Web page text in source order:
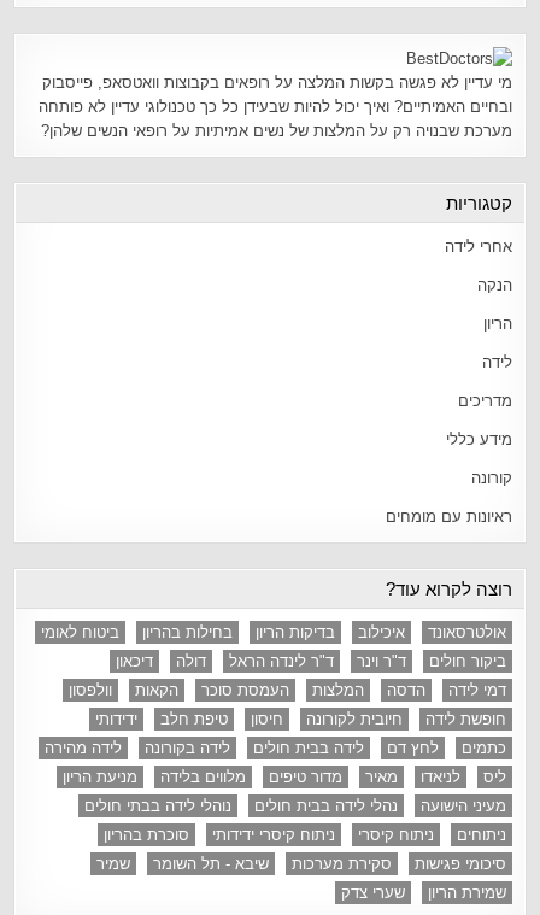
מי עדיין לא פגשה בקשות המלצה על רופאים בקבוצות וואטסאפ, פייסבוק
ובחיים האמיתיים? ואיך יכול להיות שבעידן כל כך טכנולוגי עדיין לא פותחה
מערכת שבנויה רק על המלצות של נשים אמיתיות על רופאי הנשים שלהן?
קטגוריות
אחרי לידה
הנקה
הריון
לידה
מדריכים
מידע כללי
קורונה
ראיונות עם מומחים
רוצה לקרוא עוד?
אולטרסאונד איכילוב בדיקות הריון בחילות בהריון
ביטוח לאומי
ביקור חולים
ד"ר וינר ד"ר לינדה הראל דולה
דיכאון
דמי לידה
הדסה המלצות העמסת סוכר הקאות
וולפסון
חופשת לידה
חיובית לקורונה חיסון טיפת חלב
ידידותי
כתמים
לחץ דם לידה בבית חולים לידה בקורונה
לידה מהירה
ליס
לניאדו מאיר מדור טיפים מלווים בלידה
מניעת הריון
מעיני הישועה
נהלי לידה בבית חולים
נוהלי לידה בבתי חולים
ניתוחים
ניתוח קיסרי ניתוח קיסרי ידידותי
סוכרת בהריון
סיכומי פגישות
סקירת מערכות שיבא - תל השומר
שמיר
שמירת הריון
שערי צדק